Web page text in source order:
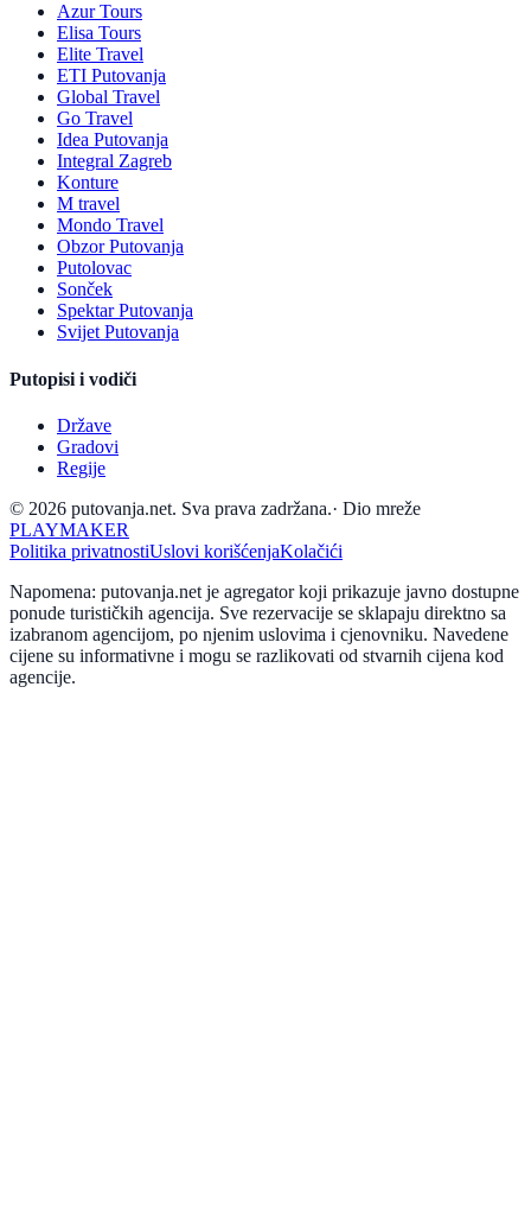
Azur Tours
Elisa Tours
Elite Travel
ETI Putovanja
Global Travel
Go Travel
Idea Putovanja
Integral Zagreb
Konture
M travel
Mondo Travel
Obzor Putovanja
Putolovac
Sonček
Spektar Putovanja
Svijet Putovanja
Putopisi i vodiči
Države
Gradovi
Regije
© 2026 putovanja.net. Sva prava zadržana.· Dio mreže
PLAYMAKER
Politika privatnostiUslovi korišćenjaKolačići
Napomena: putovanja.net je agregator koji prikazuje javno dostupne
ponude turističkih agencija. Sve rezervacije se sklapaju direktno sa
izabranom agencijom, po njenim uslovima i cjenovniku. Navedene
cijene su informativne i mogu se razlikovati od stvarnih cijena kod
agencije.